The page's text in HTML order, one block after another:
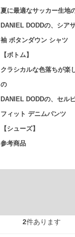
夏に最適なサッカー生地
DANIEL DODDの、シア
袖 ボタンダウン シャツ
【ボトム】
クラシカルな色落ちが楽
の
DANIEL DODDの、セル
フィット デニムパンツ
【シューズ】
参考商品
2件あります